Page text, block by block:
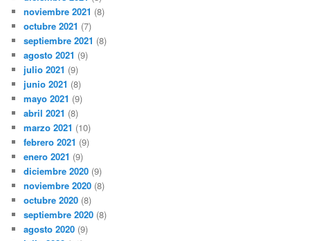
noviembre 2021 (8)
octubre 2021 (7)
septiembre 2021 (8)
agosto 2021 (9)
julio 2021 (9)
junio 2021 (8)
mayo 2021 (9)
abril 2021 (8)
marzo 2021 (10)
febrero 2021 (9)
enero 2021 (9)
diciembre 2020 (9)
noviembre 2020 (8)
octubre 2020 (8)
septiembre 2020 (8)
agosto 2020 (9)